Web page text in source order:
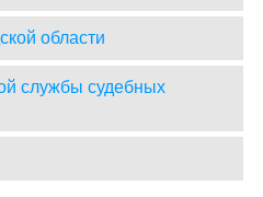
области
службы судебных